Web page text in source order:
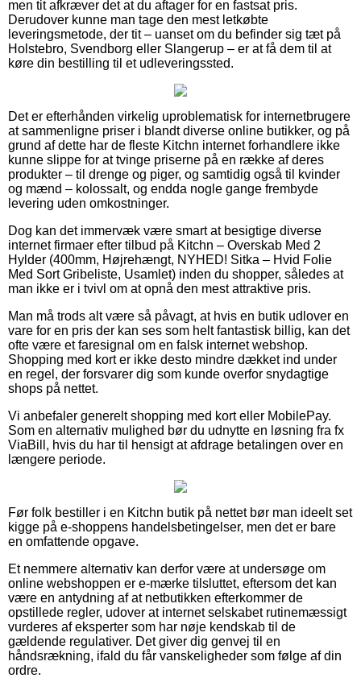
men tit afkræver det at du aftager for en fastsat pris.
Derudover kunne man tage den mest letkøbte
leveringsmetode, der tit – uanset om du befinder sig tæt på
Holstebro, Svendborg eller Slangerup – er at få dem til at
køre din bestilling til et udleveringssted.
Det er efterhånden virkelig uproblematisk for internetbrugere
at sammenligne priser i blandt diverse online butikker, og på
grund af dette har de fleste Kitchn internet forhandlere ikke
kunne slippe for at tvinge priserne på en række af deres
produkter – til drenge og piger, og samtidig også til kvinder
og mænd – kolossalt, og endda nogle gange frembyde
levering uden omkostninger.
Dog kan det immervæk være smart at besigtige diverse
internet firmaer efter tilbud på Kitchn – Overskab Med 2
Hylder (400mm, Højrehængt, NYHED! Sitka – Hvid Folie
Med Sort Gribeliste, Usamlet) inden du shopper, således at
man ikke er i tvivl om at opnå den mest attraktive pris.
Man må trods alt være så påvagt, at hvis en butik udlover en
vare for en pris der kan ses som helt fantastisk billig, kan det
ofte være et faresignal om en falsk internet webshop.
Shopping med kort er ikke desto mindre dækket ind under
en regel, der forsvarer dig som kunde overfor snydagtige
shops på nettet.
Vi anbefaler generelt shopping med kort eller MobilePay.
Som en alternativ mulighed bør du udnytte en løsning fra fx
ViaBill, hvis du har til hensigt at afdrage betalingen over en
længere periode.
Før folk bestiller i en Kitchn butik på nettet bør man ideelt set
kigge på e-shoppens handelsbetingelser, men det er bare
en omfattende opgave.
Et nemmere alternativ kan derfor være at undersøge om
online webshoppen er e-mærke tilsluttet, eftersom det kan
være en antydning af at netbutikken efterkommer de
opstillede regler, udover at internet selskabet rutinemæssigt
vurderes af eksperter som har nøje kendskab til de
gældende regulativer. Det giver dig genvej til en
håndsrækning, ifald du får vanskeligheder som følge af din
ordre.